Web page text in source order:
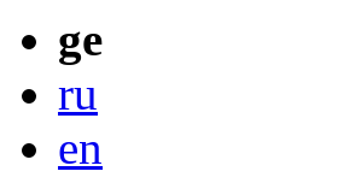
ge
ru
en